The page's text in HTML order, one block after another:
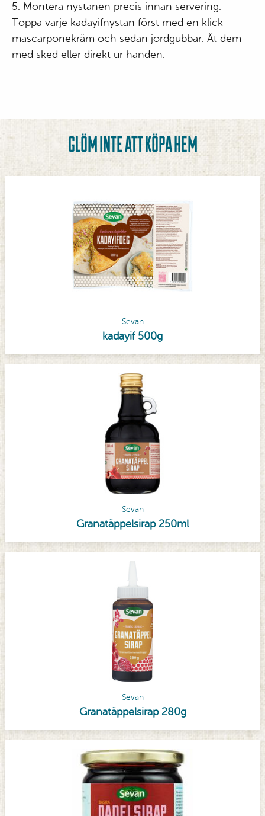
5. Montera nystanen precis innan servering.
Toppa varje kadayifnystan först med en klick
mascarponekräm och sedan jordgubbar. Ät dem
med sked eller direkt ur handen.
GLÖM INTE ATT KÖPA HEM
Sevan
kadayif 500g
Sevan
Granatäppelsirap 250ml
Sevan
Granatäppelsirap 280g